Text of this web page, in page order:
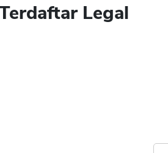
Legal